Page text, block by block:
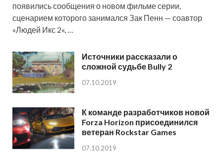
появились сообщения о новом фильме серии,
сценарием которого занимался Зак Пенн — соавтор
«Людей Икс 2«, …
Источники рассказали о
сложной судьбе Bully 2
07.10.2019
К команде разработчиков новой
Forza Horizon присоединился
ветеран Rockstar Games
07.10.2019